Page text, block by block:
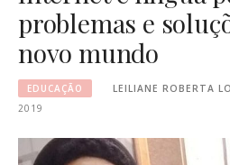
problemas e
novo mundo
EDUCAÇÃO LEILIANE ROBERTA
2019